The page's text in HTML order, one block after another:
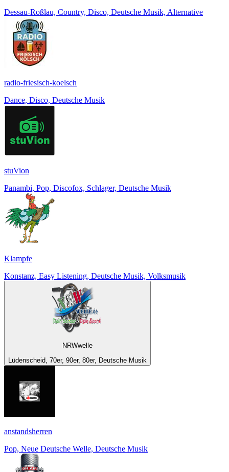
Dessau-Roßlau, Country, Disco, Deutsche Musik, Alternative
radio-friesisch-koelsch
Dance, Disco, Deutsche Musik
stuVion
Panambi, Pop, Discofox, Schlager, Deutsche Musik
Klampfe
Konstanz, Easy Listening, Deutsche Musik, Volksmusik
NRWwelle
Lüdenscheid, 70er, 90er, 80er, Deutsche Musik
anstandsherren
Pop, Neue Deutsche Welle, Deutsche Musik